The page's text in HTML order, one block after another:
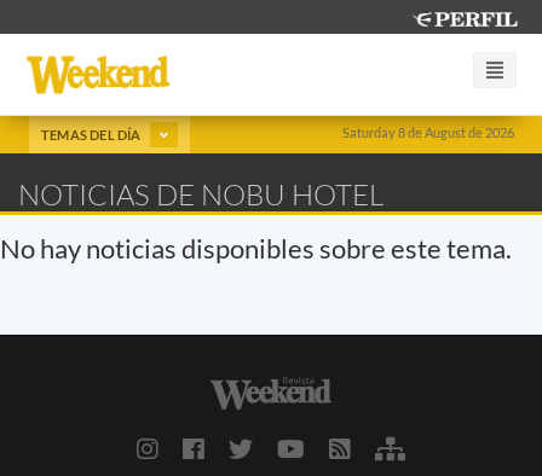
Saturday 8 de August de 2026
TEMAS DEL DÍA
NOTICIAS DE NOBU HOTEL
No hay noticias disponibles sobre este tema.